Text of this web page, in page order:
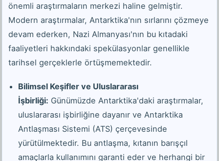
önemli araştırmaların merkezi haline gelmiştir.
Modern araştırmalar, Antarktika'nın sırlarını çözmeye
devam ederken, Nazi Almanyası'nın bu kıtadaki
faaliyetleri hakkındaki spekülasyonlar genellikle
tarihsel gerçeklerle örtüşmemektedir.
Bilimsel Keşifler ve Uluslararası
İşbirliği: Günümüzde Antarktika'daki araştırmalar,
uluslararası işbirliğine dayanır ve Antarktika
Antlaşması Sistemi (ATS) çerçevesinde
yürütülmektedir. Bu antlaşma, kıtanın barışçıl
amaçlarla kullanımını garanti eder ve herhangi bir